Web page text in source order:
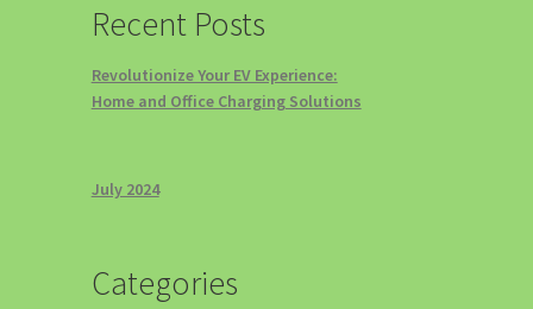
Recent Posts
Revolutionize Your EV Experience:
Home and Office Charging Solutions
July 2024
Categories